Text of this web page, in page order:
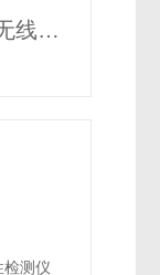
大体积混凝土测温仪/无线多点测温仪